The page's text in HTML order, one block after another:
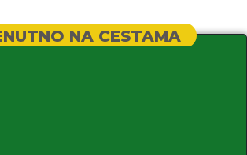
NA CESTAMA